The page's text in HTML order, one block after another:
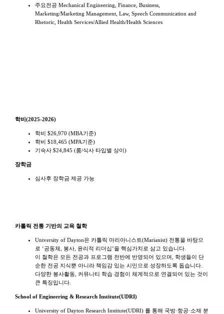
주요전공 Mechanical Engineering, Finance, Business,
Marketing/Marketing Management, Law, Speech Communication and
Rhetoric, Health Services/Allied Health/Health Sciences
학비(2025-2026)
학비 $26,970 (MBA기준)
학비 $18,465 (MPA기준)
기숙사 $24,845 (룸/식사 타입별 상이)
장학금
심사후 장학금 제공 가능
카톨릭 전통 기반의 교육 철학
University of Dayton은 카톨릭 마리아니스트(Marianist) 전통을 바탕으
로 ‘공동체, 봉사, 윤리적 리더십’을 핵심가치로 삼고 있습니다.
이 철학은 모든 전공과 프로그램 전반에 반영되어 있으며, 학생들이 단
순한 전공 지식뿐 아니라 책임감 있는 시민으로 성장하도록 돕습니다.
다양한 봉사활동, 커뮤니티 학습 경험이 체계적으로 연결되어 있는 것이
큰 특징입니다.
School of Engineering & Research Institute(UDRI)
University of Dayton Research Institute(UDRI) 를 통해 국방·항공·소재 분